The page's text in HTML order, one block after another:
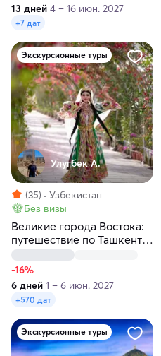
13 дней 4 – 16 июн. 2027
+7 дат
Экскурсионные туры
Улугбек А.
(35)
Узбекистан
Без визы
Великие города Востока:
путешествие по Ташкенту,
Самарканду и Бухаре за 6
дней
-16%
6 дней 1 – 6 июн. 2027
+570 дат
Экскурсионные туры